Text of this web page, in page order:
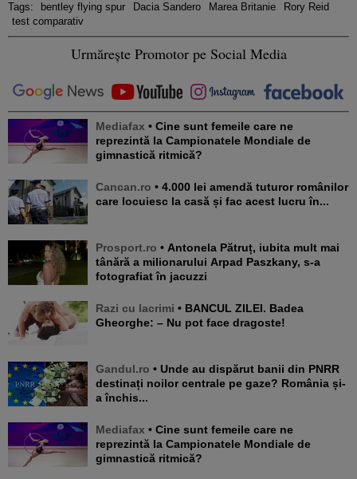
Tags: bentley flying spur Dacia Sandero Marea Britanie
Rory Reid
test comparativ
Urmărește Promotor pe Social Media
Mediafax • Cine sunt femeile care ne
reprezintă la Campionatele Mondiale de
gimnastică ritmică?
Cancan.ro • 4.000 lei amendă tuturor românilor
care locuiesc la casă și fac acest lucru în...
Prosport.ro • Antonela Pătruț, iubita mult mai
tânără a milionarului Arpad Paszkany, s-a
fotografiat în jacuzzi
Razi cu lacrimi • BANCUL ZILEI. Badea
Gheorghe: – Nu pot face dragoste!
Gandul.ro • Unde au dispărut banii din PNRR
destinați noilor centrale pe gaze? România și-
a închis...
Mediafax • Cine sunt femeile care ne
reprezintă la Campionatele Mondiale de
gimnastică ritmică?